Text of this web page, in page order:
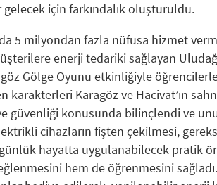
için farkındalık oluşturuldu.
5 milyondan fazla nüfusa hizmet
enerji tedariki sağlayan
Gölge Oyunu etkinliğiyle
karakterleri Karagöz ve Hacivat’ın
güvenliği konusunda bilinçlendi ve
cihazların fişten çekilmesi,
günlük hayatta uygulanabilecek pratik
hem de öğrenmesini